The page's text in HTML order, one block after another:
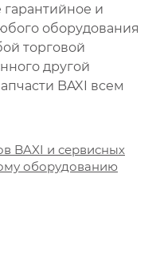
и
оборудования
торговой
другой
BAXI всем
BAXI и сервисных
оборудованию